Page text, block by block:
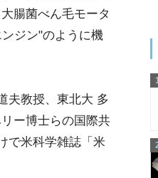
腸菌べん毛モータ
ジン"のように機
夫教授、東北大 多
ー博士らの国際共
で米科学雑誌「米